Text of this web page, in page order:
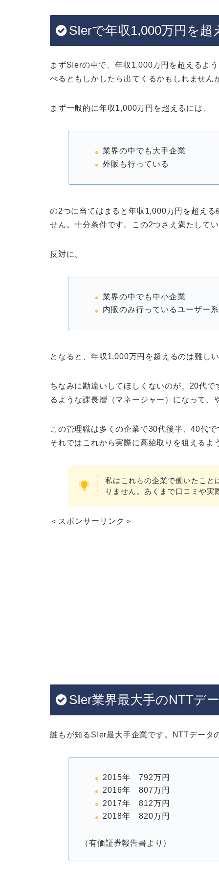
SIerで年収1,000万円を
まずSIerの中で、年収1,000万円を超えるよ
べるともしかしたら出てくるかもしれませ
まず一般的に年収1,000万円を超えるには、
業界の中でも大手企業
外販も行っている
の2つに当てはまると年収1,000万円を超え
せん。十分条件です。この2つさえ満たして
反対に、
業界の中でも中小企業
内販のみ行っているユーザー
となると、年収1,000万円を超えるのは難し
ちなみに勘違いしてほしくないのが、20代
るような課長層（マネージャー）になって
この管理職は多くの企業で30代後半、40代
それではこれから実際に高給取りを狙えるよ
私はこれらの企業で働いたこと
りません。あくまで口コミや
＜スポンサーリンク＞
SIer業界最大手のNTTデ
誰もが知るSIer最大手企業です。NTTデータ
2015年 792万円
2016年 807万円
2017年 812万円
2018年 820万円
（有価証券報告書より）